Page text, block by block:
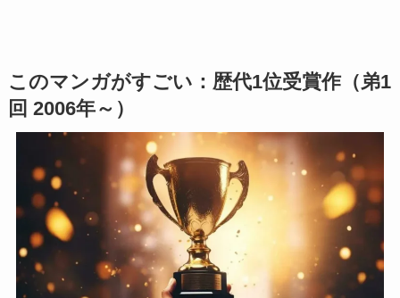
このマンガがすごい：歴代1位受賞作（弟1
回 2006年～）